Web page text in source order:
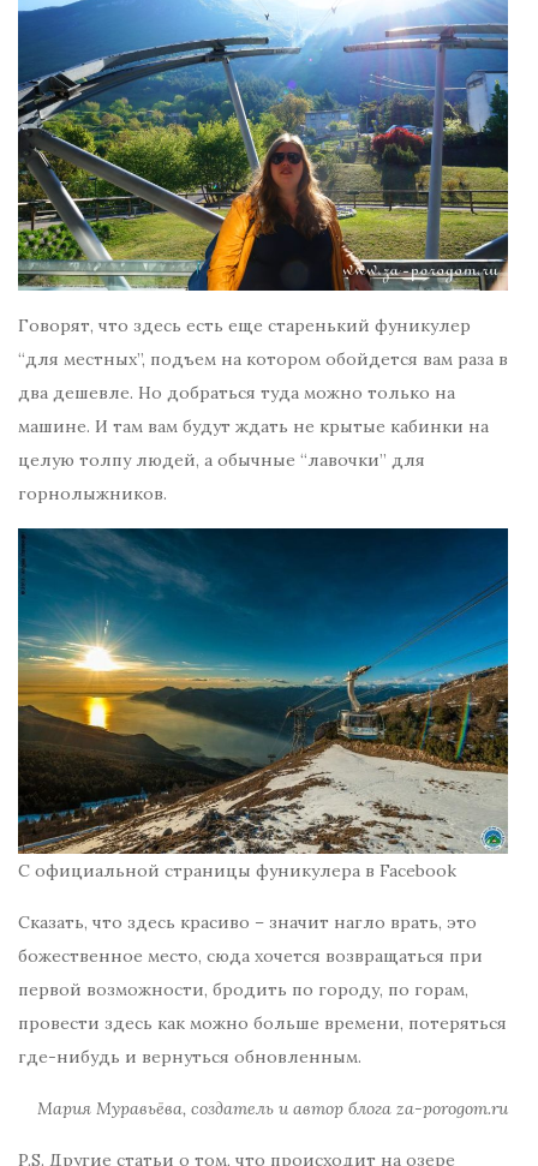
Говорят, что здесь есть еще старенький фуникулер
“для местных”, подъем на котором обойдется вам раза в
два дешевле. Но добраться туда можно только на
машине. И там вам будут ждать не крытые кабинки на
целую толпу людей, а обычные “лавочки” для
горнолыжников.
С официальной страницы фуникулера в Facebook
Сказать, что здесь красиво – значит нагло врать, это
божественное место, сюда хочется возвращаться при
первой возможности, бродить по городу, по горам,
провести здесь как можно больше времени, потеряться
где-нибудь и вернуться обновленным.
Мария Муравьёва, создатель и автор блога za-porogom.ru
P.S. Другие статьи о том, что происходит на озере